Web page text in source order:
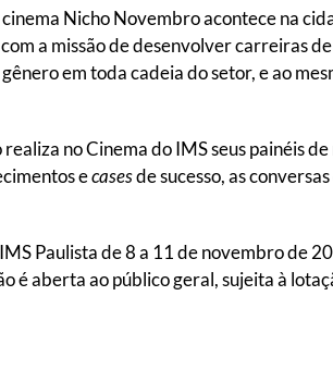
PROGRAMA CONVIDA
POR DENTRO DO ACERVO
Nicho Novembro acontece na
a missão de desenvolver carreiras
em toda cadeia do setor, e ao
no Cinema do IMS seus painéis
ecasesde sucesso, as
Paulista de 8 a 11 de novembro de
é aberta ao público geral, sujeita à